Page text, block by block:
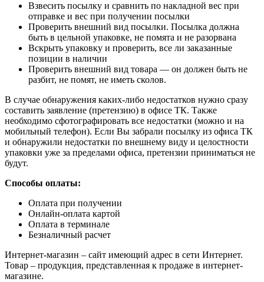
Взвесить посылку и сравнить по накладной вес при
отправке и вес при получении посылки
Проверить внешний вид посылки. Посылка должна
быть в цельной упаковке, не помята и не разорвана
Вскрыть упаковку и проверить, все ли заказанные
позиции в наличии
Проверить внешний вид товара — он должен быть не
разбит, не помят, не иметь сколов.
В случае обнаружения каких-либо недостатков нужно сразу
составить заявление (претензию) в офисе ТК. Также
необходимо сфотографировать все недостатки (можно и на
мобильный телефон). Если Вы забрали посылку из офиса ТК
и обнаружили недостатки по внешнему виду и целостности
упаковки уже за пределами офиса, претензии приниматься не
будут.
Способы оплаты:
Оплата при получении
Онлайн-оплата картой
Оплата в терминале
Безналичный расчет
Интернет-магазин – сайт имеющий адрес в сети Интернет.
Товар – продукция, представленная к продаже в интернет-
магазине.